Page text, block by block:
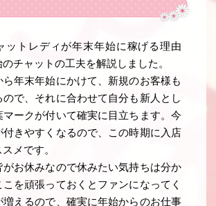
ットレディが年末年始に稼げる理由
チャットの工夫を解説しました。
ら年末年始にかけて、新規のお客様も
ので、それに合わせて自分も新人とし
マークが付いて確実に目立ちます。今
付きやすくなるので、この時期に入店
メです。
がお休みなので休みたい気持ちは分か
こを頑張っておくとファンになってく
増えるので、確実に年始からのお仕事